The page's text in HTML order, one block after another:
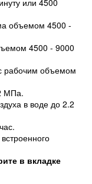
или 4500
объемом 4500 -
4500 - 9000
рабочим объемом
МПа.
в воде до 2.2
в вкладке